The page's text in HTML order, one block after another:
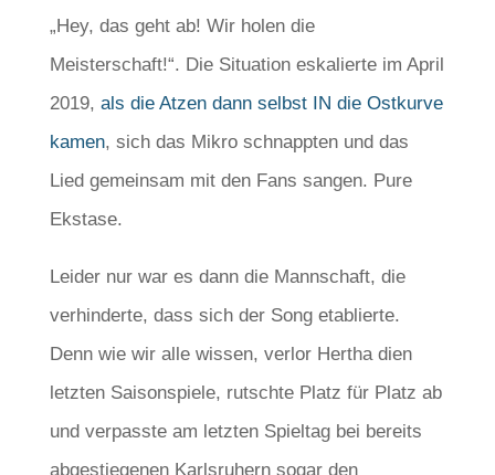
„Hey, das geht ab! Wir holen die
Meisterschaft!“. Die Situation eskalierte im April
2019, als die Atzen dann selbst IN die Ostkurve
kamen, sich das Mikro schnappten und das
Lied gemeinsam mit den Fans sangen. Pure
Ekstase.
Leider nur war es dann die Mannschaft, die
verhinderte, dass sich der Song etablierte.
Denn wie wir alle wissen, verlor Hertha dien
letzten Saisonspiele, rutschte Platz für Platz ab
und verpasste am letzten Spieltag bei bereits
abgestiegenen Karlsruhern sogar den